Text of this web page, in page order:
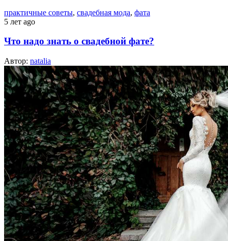
практичные советы, свадебная мода, фата
5 лет ago
Что надо знать о свадебной фате?
Автор: natalia